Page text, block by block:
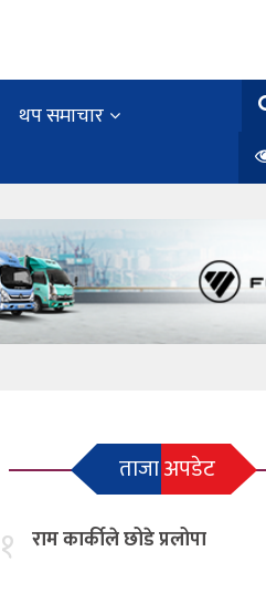
थप समाचार
ताजा अपडेट
१ राम कार्कीले छोडे प्रलोपा